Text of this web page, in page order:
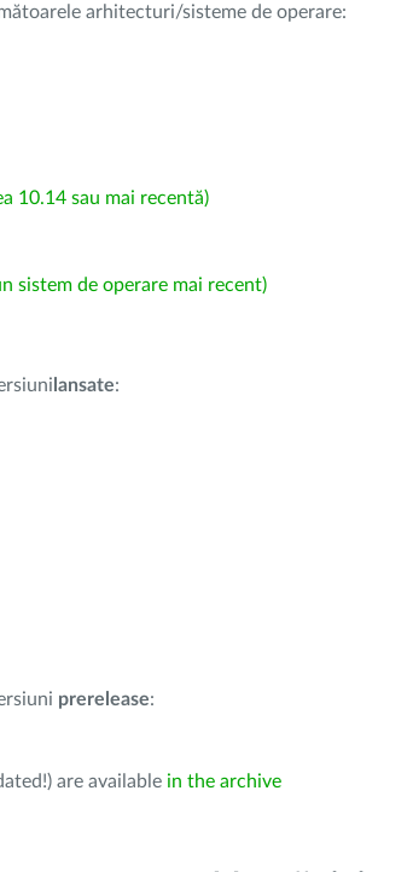
arhitecturi/sisteme de operare:
10.14 sau mai recentă)
sistem de operare mai recent)
lansate:
prerelease:
are available in the archive